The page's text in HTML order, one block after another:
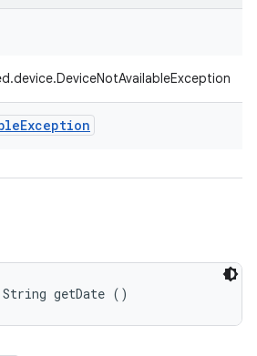
Exception
getDate ()